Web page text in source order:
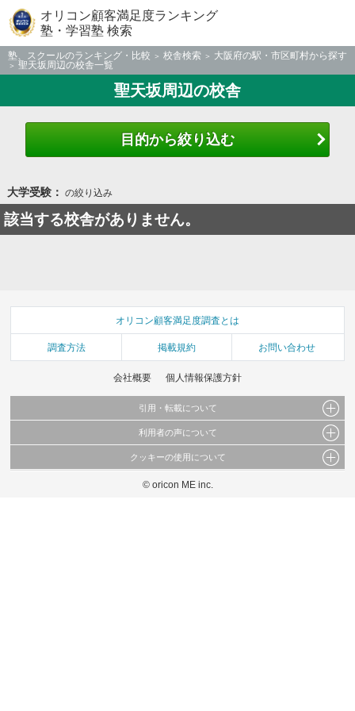
オリコン顧客満足度ランキング
塾・学習塾 検索
塾、スクールのランキング・比較 校舎検索
大阪府の駅・市区町村から探す
聖天坂周辺の校舎一覧
聖天坂周辺の校舎
目的から絞り込む
大学受験： の絞り込み
該当する校舎がありません。
オリコン顧客満足度調査とは
調査方法 掲載規約 お問い合わせ
会社概要 個人情報保護方針
引用・転載について
当サイトで公開されている情報（文字、写真、イラスト、画像データ等）及びこれらの配
これらの情報を権利者の許可なく無断転載・複製などの二次利用を行うことは固く禁じて
利用者の声について
当サイトに掲載している内容はすべてサービスの利用者が提出された見解・感想です。
弊社の見解・ 意見ではないことをご理解いただいた上でご覧ください。
クッキーの使用について
このサイトでは Cookie を使用して、ユーザーに合わせたコンテンツや広告の表示、ソー
© oricon ME inc.